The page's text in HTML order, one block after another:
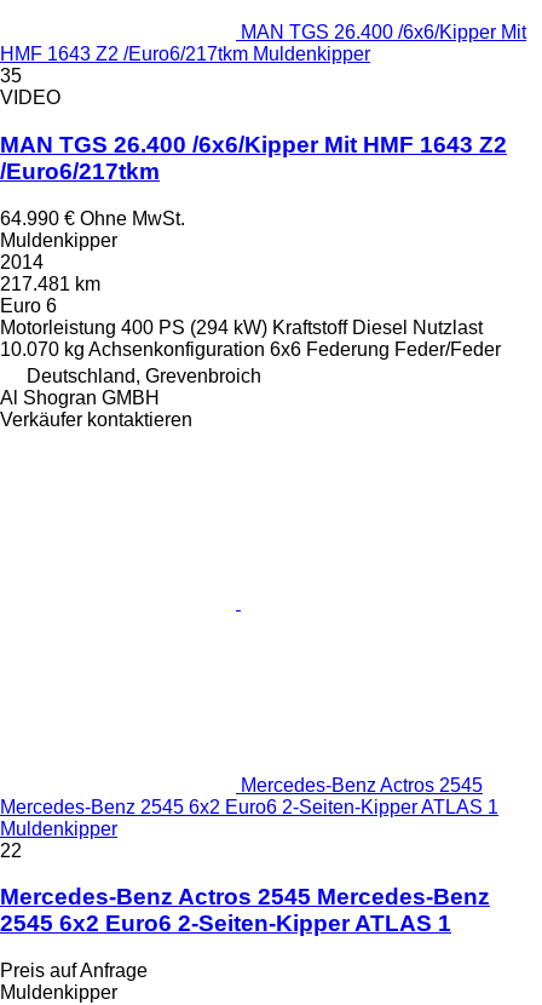
MAN TGS 26.400 /6x6/Kipper Mit
HMF 1643 Z2 /Euro6/217tkm Muldenkipper
35
VIDEO
MAN TGS 26.400 /6x6/Kipper Mit HMF 1643 Z2
/Euro6/217tkm
64.990 € Ohne MwSt.
Muldenkipper
2014
217.481 km
Euro 6
Motorleistung 400 PS (294 kW) Kraftstoff Diesel Nutzlast
10.070 kg Achsenkonfiguration 6x6 Federung Feder/Feder
Deutschland, Grevenbroich
Al Shogran GMBH
Verkäufer kontaktieren
Mercedes-Benz Actros 2545
Mercedes-Benz 2545 6x2 Euro6 2-Seiten-Kipper ATLAS 1
Muldenkipper
22
Mercedes-Benz Actros 2545 Mercedes-Benz
2545 6x2 Euro6 2-Seiten-Kipper ATLAS 1
Preis auf Anfrage
Muldenkipper